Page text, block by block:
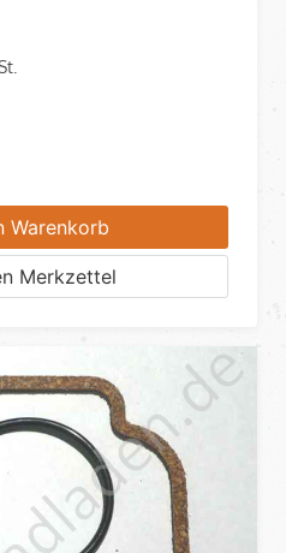
Warenkorb
Merkzettel